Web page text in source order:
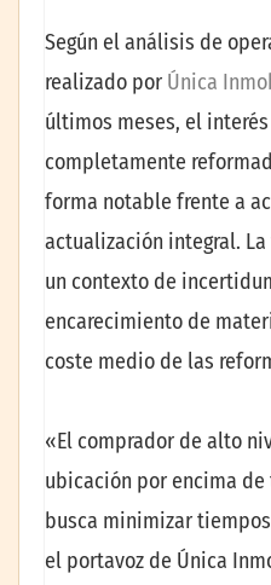
Según el análisis de
realizado por Única
últimos meses, el
completamente
forma notable frente a
actualización integral.
un contexto de
encarecimiento de
coste medio de las
«El comprador de alto
ubicación por encima
busca minimizar
el portavoz de Única